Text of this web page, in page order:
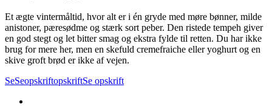
Et ægte vintermåltid, hvor alt er i én gryde med møre bønner, milde
anistoner, pæresødme og stærk sort peber. Den ristede tempeh giver
en god stegt og let bitter smag og ekstra fylde til retten. Du har ikke
brug for mere her, men en skefuld cremefraiche eller yoghurt og en
skive groft brød er ikke af vejen.
SeSeopskriftopskriftSe opskrift